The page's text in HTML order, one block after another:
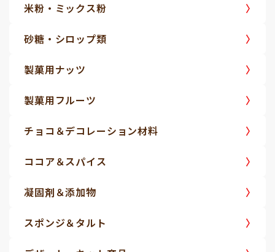
米粉・ミックス粉
砂糖・シロップ類
製菓用ナッツ
製菓用フルーツ
チョコ＆デコレーション材料
ココア＆スパイス
凝固剤＆添加物
スポンジ＆タルト